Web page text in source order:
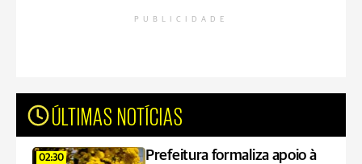
PUBLICIDADE
ÚLTIMAS NOTÍCIAS
02:30
Prefeitura formaliza apoio à